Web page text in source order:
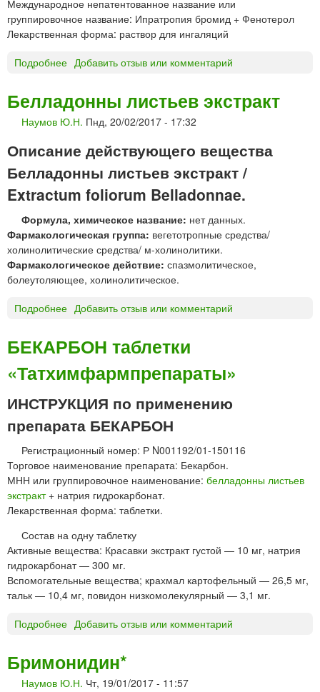
Е
Д
»
т
в
о
я
и
г
л
я
и
й
Международное непатентованное название или
группировочное название: Ипратропия бромид + Фенотерол
Лекарственная форма: раствор для ингаляций
Подробнее
р
о
у
а
л
®
а
с
т
в
о
я
н
а
л
ц
и
й
Добавить отзыв или комментарий
Белладонны листьев экстракт
Наумов Ю.Н. Пнд, 20/02/2017 - 17:32
Описание действующего вещества
Белладонны листьев экстракт /
Extractum foliorum Belladonnae.
Формула, химическое название: нет данных.
Фармакологическая группа: вегетотропные средства/
холинолитические средства/ м-холинолитики.
Фармакологическое действие: спазмолитическое,
болеутоляющее, холинолитическое.
Подробнее
л
л
а
д
о
н
ы
л
и
с
т
ь
е
в
э
к
т
Добавить отзыв или комментарий
БЕКАРБОН таблетки
«Татхимфармпрепараты»
ИНСТРУКЦИЯ по применению
препарата БЕКАРБОН
Регистрационный номер: Р N001192/01-150116
Торговое наименование препарата: Бекарбон.
МНН или группировочное наименование: белладонны листьев
экстракт+ натрия гидрокарбонат.
Лекарственная форма: таблетки.
Состав на одну таблетку
Активные вещества: Красавки экстракт густой — 10 мг, натрия
гидрокарбонат — 300 мг.
Вспомогательные вещества; крахмал картофельный — 26,5 мг,
тальк — 10,4 мг, повидон низкомолекулярный — 3,1 мг.
Подробнее
К
А
Добавить отзыв или комментарий
Бримонидин*
Наумов Ю.Н. Чт, 19/01/2017 - 11:57